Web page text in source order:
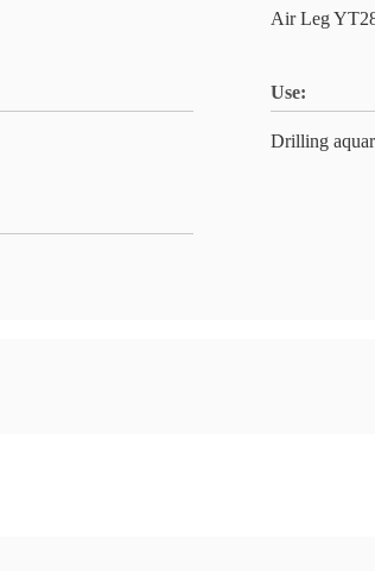
Air Leg
Use:
Drilling